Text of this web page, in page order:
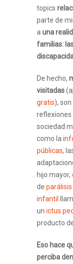
topics
parte de
a una
familias:
De hecho,
visitadas
gratis),
reflexiones
sociedad
como la i
públicas,
hijo
de parálisis
infantil
un ictus
producto
Eso hace
perciba